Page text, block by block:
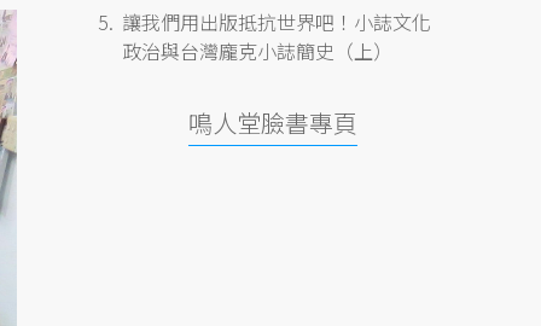
讓我們用出版抵抗世界吧！小誌文化
政治與台灣龐克小誌簡史（上）
鳴人堂臉書專頁